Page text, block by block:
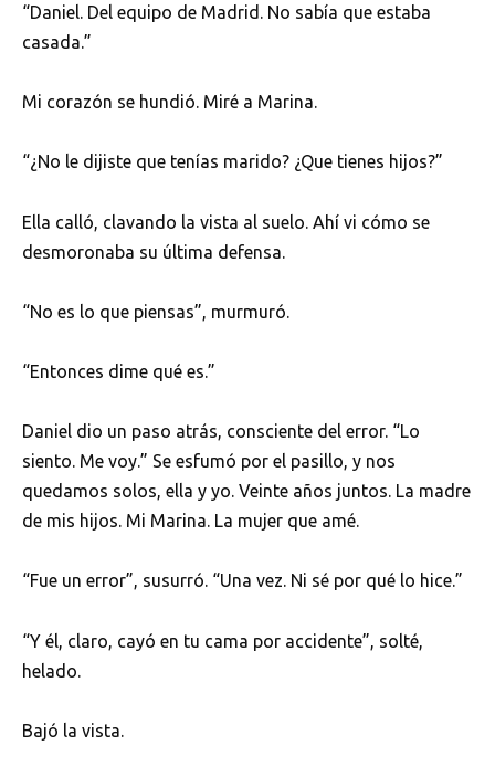
“Daniel. Del equipo de Madrid. No sabía que estaba
casada.”
Mi corazón se hundió. Miré a Marina.
“¿No le dijiste que tenías marido? ¿Que tienes hijos?”
Ella calló, clavando la vista al suelo. Ahí vi cómo se
desmoronaba su última defensa.
“No es lo que piensas”, murmuró.
“Entonces dime qué es.”
Daniel dio un paso atrás, consciente del error. “Lo
siento. Me voy.” Se esfumó por el pasillo, y nos
quedamos solos, ella y yo. Veinte años juntos. La madre
de mis hijos. Mi Marina. La mujer que amé.
“Fue un error”, susurró. “Una vez. Ni sé por qué lo hice.”
“Y él, claro, cayó en tu cama por accidente”, solté,
helado.
Bajó la vista.